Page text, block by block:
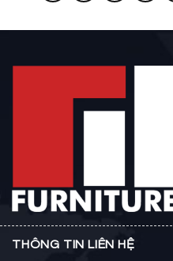
THÔNG TIN LIÊN HỆ